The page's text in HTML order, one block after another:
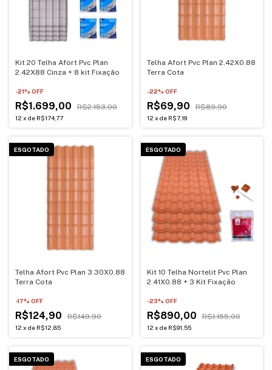
Kit 20 Telha Afort Pvc Plan
2.42X88 Cinza + 8 kit Fixação
-21% OFF
R$1.699,00 R$2.153,00
12 x de R$174,77
Telha Afort Pvc Plan 2.42X0.88
Terra Cota
-22% OFF
R$69,90 R$89,90
12 x de R$7,19
ESGOTADO
Telha Afort Pvc Plan 3.30X0.88
Terra Cota
-17% OFF
R$124,90 R$149,90
12 x de R$12,85
ESGOTADO
Kit 10 Telha Nortelit Pvc Plan
2.41X0.88 + 3 Kit Fixação
-23% OFF
R$890,00 R$1.155,00
12 x de R$91,55
ESGOTADO ESGOTADO